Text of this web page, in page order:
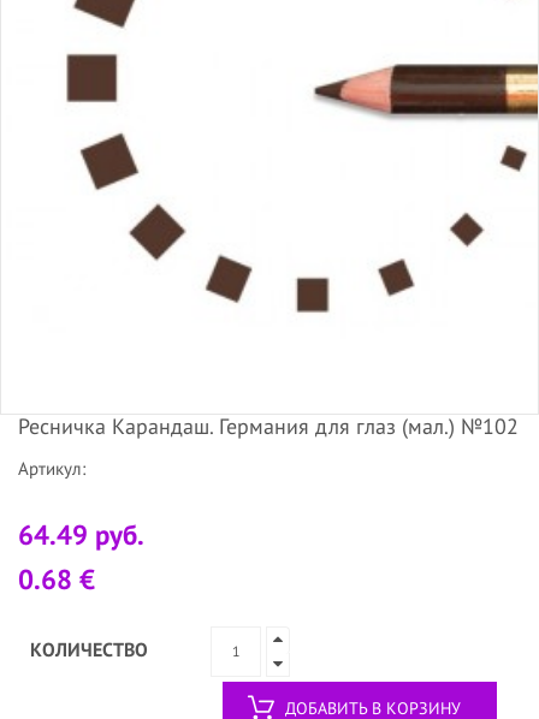
Ресничка Карандаш. Германия для глаз (мал.) №102
Артикул:
64.49 руб.
0.68 €
КОЛИЧЕСТВО
ДОБАВИТЬ В КОРЗИНУ